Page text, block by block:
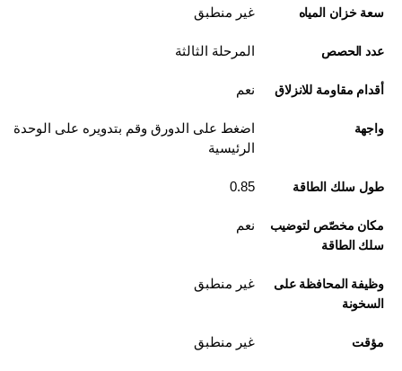
سعة خزان المياه غير منطبق
عدد الحصص المرحلة الثالثة
أقدام مقاومة للانزلاق نعم
واجهة
اضغط على الدورق وقم بتدويره على الوحدة
الرئيسية
طول سلك الطاقة 0.85
مكان مخصّص لتوضيب
سلك الطاقة
نعم
وظيفة المحافظة على
السخونة
غير منطبق
مؤقت غير منطبق